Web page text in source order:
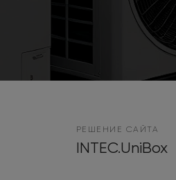
РЕШЕНИЕ САЙТА
INTEC.UniBox